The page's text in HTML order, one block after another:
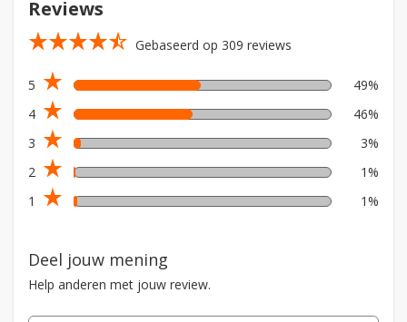
Reviews
star_ratestar_ratestar_ratestar_ratestar_rate_half Gebaseerd op 309 reviews
5 star_rate
49%
4 star_rate
46%
3 star_rate
3%
2 star_rate
1%
1
star_rate 1%
Deel jouw mening
Help anderen met jouw review.